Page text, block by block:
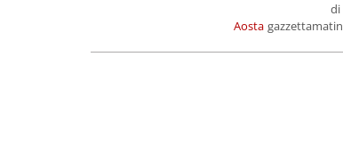
Aosta
di
gazzettamatin